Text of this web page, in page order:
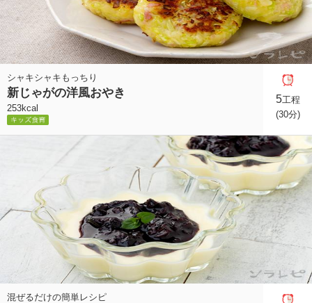
シャキシャキもっちり
新じゃがの洋風おやき
253kcal
5工程
(30分)
混ぜるだけの簡単レシピ